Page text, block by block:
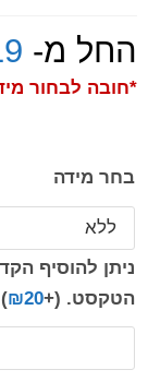
החל מ-
*חובה לבחור
בחר מידה
ניתן להוסיף
הטקסט. (+
₪20
)